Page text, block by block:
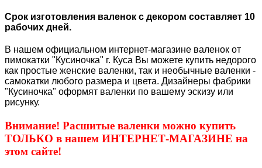
Срок изготовления валенок с декором составляет 10
рабочих дней.
В нашем официальном интернет-магазине валенок от
пимокатки "Кусиночка" г. Куса Вы можете купить недорого
как простые женские валенки, так и необычные валенки -
самокатки любого размера и цвета. Дизайнеры фабрики
"Кусиночка" оформят валенки по вашему эскизу или
рисунку.
Внимание! Расшитые валенки можно купить
ТОЛЬКО в нашем ИНТЕРНЕТ-МАГАЗИНЕ на
этом сайте!